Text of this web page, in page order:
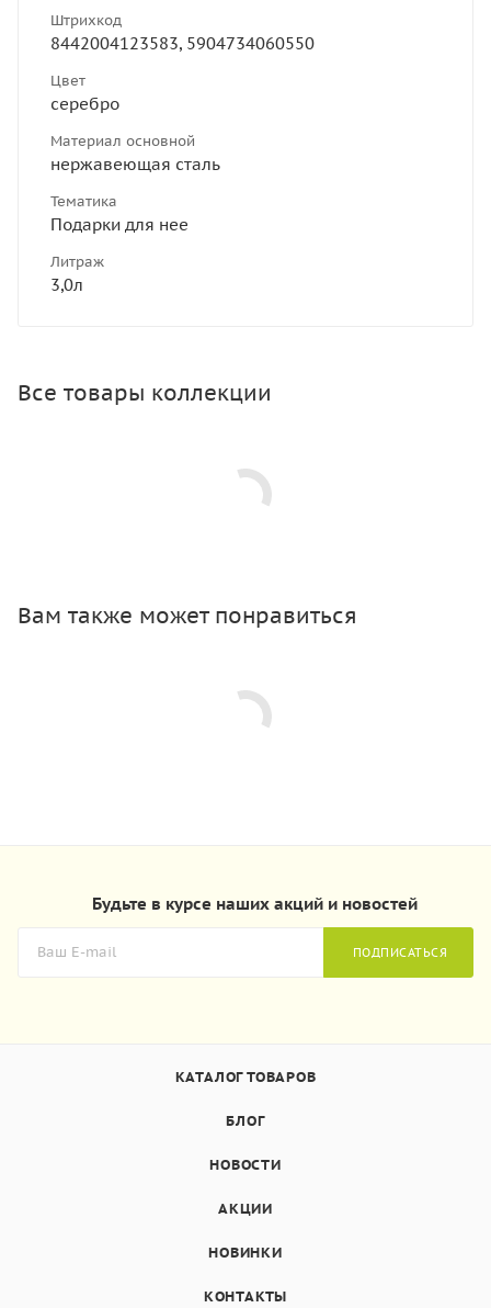
Штрихкод
8442004123583, 5904734060550
Цвет
серебро
Материал основной
нержавеющая сталь
Тематика
Подарки для нее
Литраж
3,0л
Все товары коллекции
Вам также может понравиться
Будьте в курсе наших акций и новостей
ПОДПИСАТЬСЯ
КАТАЛОГ ТОВАРОВ
БЛОГ
НОВОСТИ
АКЦИИ
НОВИНКИ
КОНТАКТЫ